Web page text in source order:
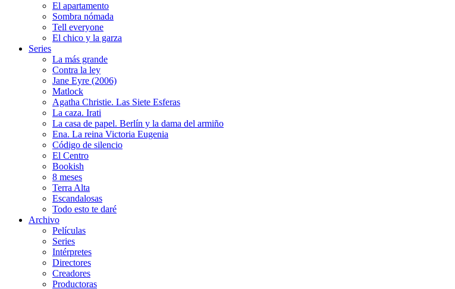
El apartamento
Sombra nómada
Tell everyone
El chico y la garza
Series
La más grande
Contra la ley
Jane Eyre (2006)
Matlock
Agatha Christie. Las Siete Esferas
La caza. Irati
La casa de papel. Berlín y la dama del armiño
Ena. La reina Victoria Eugenia
Código de silencio
El Centro
Bookish
8 meses
Terra Alta
Escandalosas
Todo esto te daré
Archivo
Películas
Series
Intérpretes
Directores
Creadores
Productoras